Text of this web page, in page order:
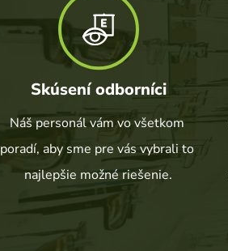
Skúsení odborníci
Náš personál vám vo všetkom
poradí, aby sme pre vás vybrali to
najlepšie možné riešenie.